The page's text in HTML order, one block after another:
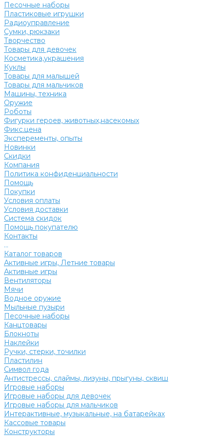
Песочные наборы
Пластиковые игрушки
Радиоуправление
Сумки, рюкзаки
Творчество
Товары для девочек
Косметика,украшения
Куклы
Товары для малышей
Товары для мальчиков
Машины, техника
Оружие
Роботы
Фигурки героев, животных,насекомых
Фикс.цена
Эксперементы, опыты
Новинки
Скидки
Компания
Политика конфиденциальности
Помощь
Покупки
Условия оплаты
Условия доставки
Система скидок
Помощь покупателю
Контакты
...
Каталог товаров
Активные игры, Летние товары
Активные игры
Вентиляторы
Мячи
Водное оружие
Мыльные пузыри
Песочные наборы
Канцтовары
Блокноты
Наклейки
Ручки, стерки, точилки
Пластилин
Символ года
Антистрессы, слаймы, лизуны, прыгуны, сквиш
Игровые наборы
Игровые наборы для девочек
Игровые наборы для мальчиков
Интерактивные, музыкальные, на батарейках
Кассовые товары
Конструкторы